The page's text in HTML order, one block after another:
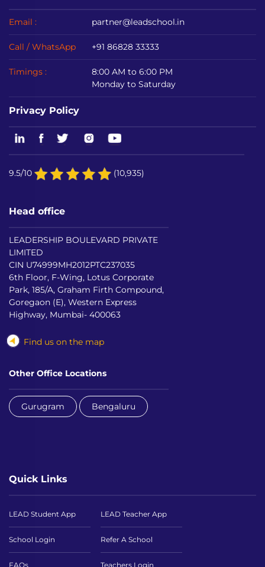
Email : partner@leadschool.in
Call / WhatsApp +91 86828 33333
Timings :
8:00 AM to 6:00 PM
Monday to Saturday
Privacy Policy
9.5/10 (10,935)
Head office
LEADERSHIP BOULEVARD PRIVATE
LIMITED
CIN U74999MH2012PTC237035
6th Floor, F-Wing, Lotus Corporate
Park, 185/A, Graham Firth Compound,
Goregaon (E), Western Express
Highway, Mumbai- 400063
Find us on the map
Other Office Locations
Gurugram Bengaluru
Quick Links
LEAD Student App LEAD Teacher App
School Login Refer A School
FAQs Teachers Login